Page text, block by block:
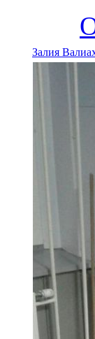
Залия